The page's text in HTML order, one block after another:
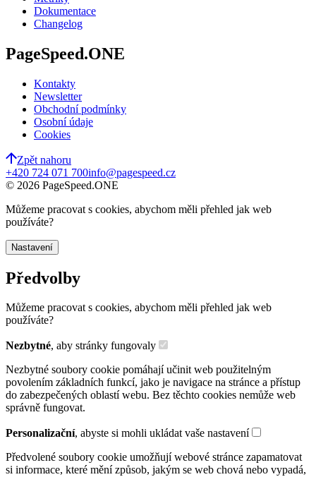
Dokumentace
Changelog
PageSpeed.ONE
Kontakty
Newsletter
Obchodní podmínky
Osobní údaje
Cookies
Zpět nahoru
+420 724 071 700info@pagespeed.cz
© 2026 PageSpeed.ONE
Můžeme pracovat s cookies, abychom měli přehled jak web
používáte?
Nastavení
Předvolby
Můžeme pracovat s cookies, abychom měli přehled jak web
používáte?
Nezbytné, aby stránky fungovaly
Nezbytné soubory cookie pomáhají učinit web použitelným
povolením základních funkcí, jako je navigace na stránce a přístup
do zabezpečených oblastí webu. Bez těchto cookies nemůže web
správně fungovat.
Personalizační, abyste si mohli ukládat vaše nastavení
Předvolené soubory cookie umožňují webové stránce zapamatovat
si informace, které mění způsob, jakým se web chová nebo vypadá,